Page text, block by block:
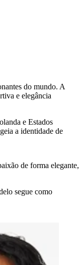
do mundo. A
e elegância
e Estados
a identidade de
de forma elegante,
segue como